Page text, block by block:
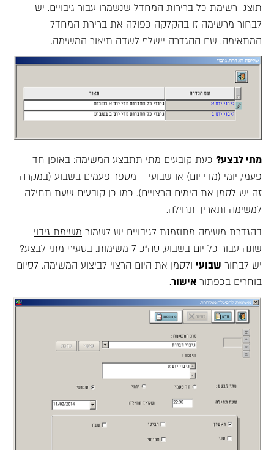
תוצג רשימת כל ברירות המחדל שנשמרו עבור גיבויים. יש
לבחור מרשימה זו בהקלקה כפולה את ברירת המחדל
המתאימה. שם ההגדרה יישלף לשדה תיאור המשימה.
מתי לבצע? כעת קובעים מתי תתבצע המשימה: באופן חד
פעמי, יומי (מדי יום) או שבועי – מספר פעמים בשבוע (במקרה
זה יש לסמן את הימים הרצויים). כמו כן קובעים שעת תחילה
למשימה ותאריך תחילה.
בהגדרת משימה מתוזמנת לגיבויים יש לשמור משימת גיבוי
שונה עבור כל יום
בשבוע, סה"כ 7 משימות. בסעיף מתי לבצע?
יש לבחור שבועי ולסמן את היום הרצוי לביצוע המשימה. לסיום
בוחרים בכפתור אישור.